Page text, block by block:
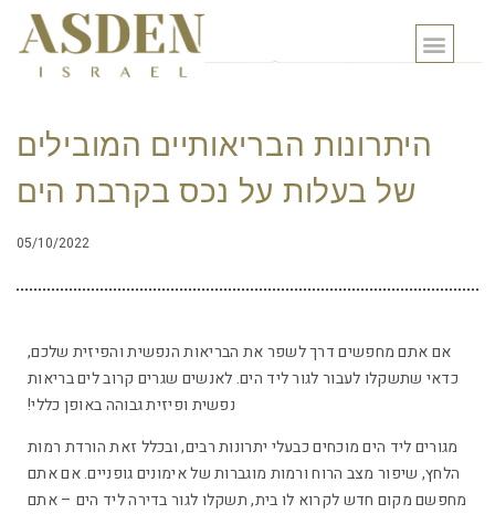
היתרונות הבריאותיים המובילים
של בעלות על נכס בקרבת הים
05/10/2022
אם אתם מחפשים דרך לשפר את הבריאות הנפשית והפיזית שלכם,
כדאי שתשקלו לעבור לגור ליד הים. לאנשים שגרים קרוב לים בריאות
נפשית ופיזית גבוהה באופן כללי!
מגורים ליד הים מוכחים כבעלי יתרונות רבים, ובכלל זאת הורדת רמות
הלחץ, שיפור מצב הרוח ורמות מוגברות של אימונים גופניים. אם אתם
מחפשם מקום חדש לקרוא לו בית, תשקלו לגור בדירה ליד הים – אתם